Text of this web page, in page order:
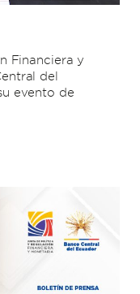
Financiera y
del
evento de